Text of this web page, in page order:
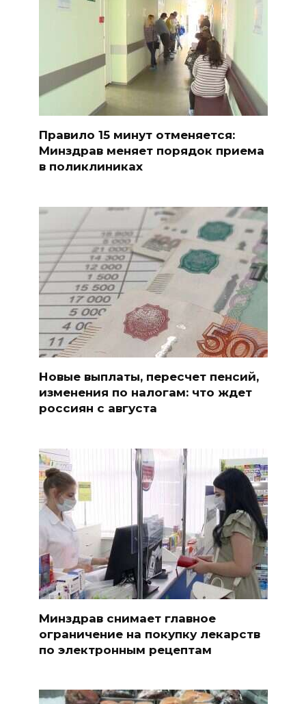
Правило 15 минут отменяется:
Минздрав меняет порядок приема
в поликлиниках
Новые выплаты, пересчет пенсий,
изменения по налогам: что ждет
россиян с августа
Минздрав снимает главное
ограничение на покупку лекарств
по электронным рецептам